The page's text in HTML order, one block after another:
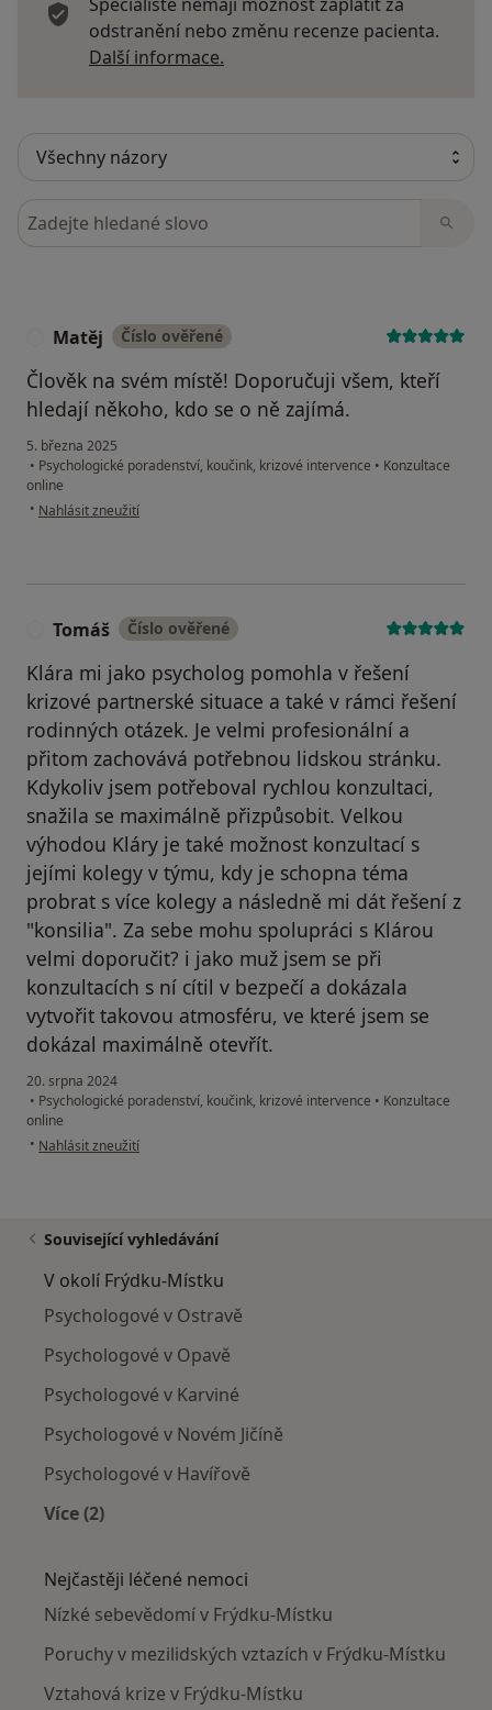
Specialisté nemají možnost zaplatit za
odstranění nebo změnu recenze pacienta.
Další informace.
Hledejte v názorech
Matěj Číslo ověřené
Člověk na svém místě! Doporučuji všem, kteří
hledají někoho, kdo se o ně zajímá.
5. března 2025
• Psychologické poradenství, koučink, krizové intervence • Konzultace
online
• podle názoru uživatele Matěj
Nahlásit zneužití
Tomáš Číslo ověřené
Klára mi jako psycholog pomohla v řešení
krizové partnerské situace a také v rámci řešení
rodinných otázek. Je velmi profesionální a
přitom zachovává potřebnou lidskou stránku.
Kdykoliv jsem potřeboval rychlou konzultaci,
snažila se maximálně přizpůsobit. Velkou
výhodou Kláry je také možnost konzultací s
jejími kolegy v týmu, kdy je schopna téma
probrat s více kolegy a následně mi dát řešení z
"konsilia". Za sebe mohu spolupráci s Klárou
velmi doporučit? i jako muž jsem se při
konzultacích s ní cítil v bezpečí a dokázala
vytvořit takovou atmosféru, ve které jsem se
dokázal maximálně otevřít.
20. srpna 2024
• Psychologické poradenství, koučink, krizové intervence • Konzultace
online
• podle názoru uživatele Tomáš
Nahlásit zneužití
Související vyhledávání
V okolí Frýdku-Místku
Psychologové v Ostravě
Psychologové v Opavě
Psychologové v Karviné
Psychologové v Novém Jičíně
Psychologové v Havířově
Více (2)
Nejčastěji léčené nemoci
Nízké sebevědomí v Frýdku-Místku
Poruchy v mezilidských vztazích v Frýdku-Místku
Vztahová krize v Frýdku-Místku